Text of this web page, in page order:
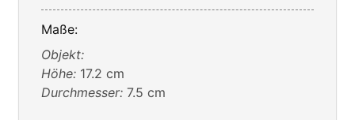
Maße:
Objekt:
Höhe: 17.2 cm
Durchmesser: 7.5 cm